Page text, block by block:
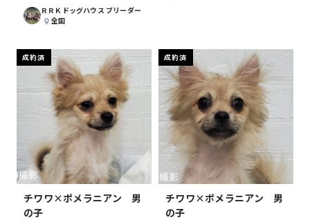
ＲＲＫドッグハウス ブリーダー
全国
成約済
チワワ×ポメラニアン 男
の子
成約済
チワワ×ポメラニアン 男
の子